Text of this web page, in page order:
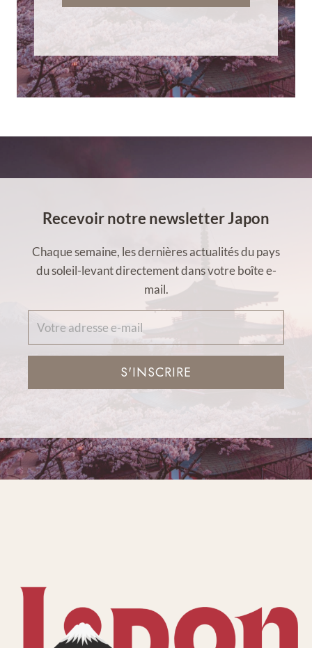
Recevoir notre newsletter Japon
Chaque semaine, les dernières actualités du pays
du soleil-levant directement dans votre boîte e-
mail.
S'INSCRIRE